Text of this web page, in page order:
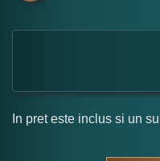
In pret este inclus si un